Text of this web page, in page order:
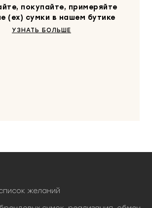
покупайте, примеряйте
(ex) сумки в нашем бутике
УЗНАТЬ БОЛЬШЕ
желаний